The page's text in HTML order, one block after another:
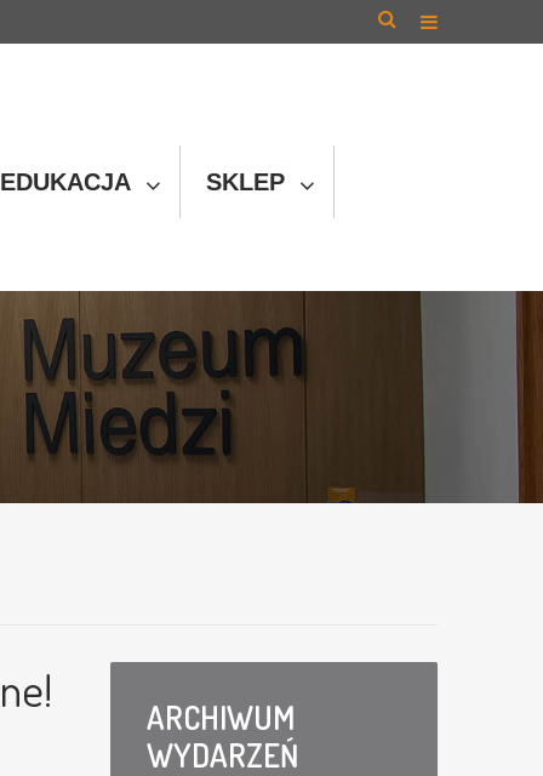
EDUKACJA SKLEP
ARCHIWUM
WYDARZEŃ